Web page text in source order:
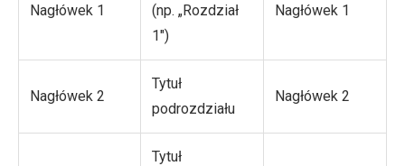
Nagłówek 1
(np. „Rozdział
1″)
Nagłówek 1
Nagłówek 2
Tytuł
podrozdziału
Nagłówek 2
Tytuł